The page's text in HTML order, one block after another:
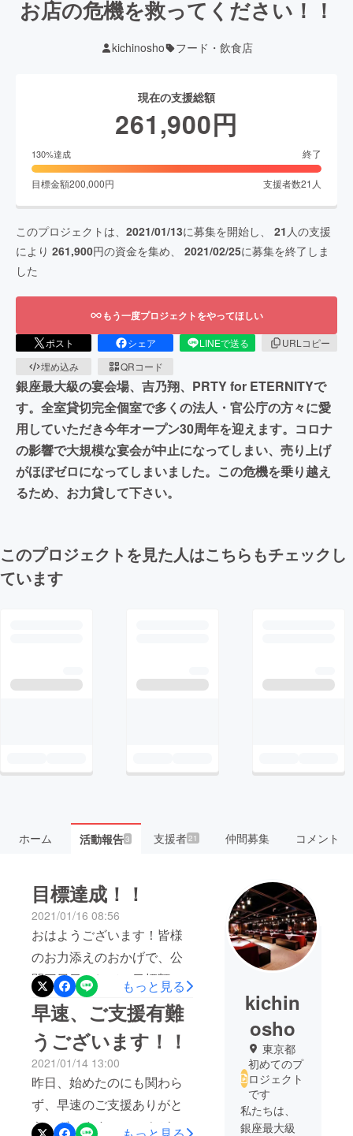
お店の危機を救ってください！！
kichinosho フード・飲食店
現在の支援総額
261,900円
130%達成 終了
目標金額200,000円 支援者数21 人
このプロジェクトは、 2021/01/13に募集を開始し、 21 人の支援
により 261,900円の資金を集め、 2021/02/25に募集を終了しま
した
もう一度プロジェクトをやってほしい
ポスト シェア LINEで送る
URLコピー
埋め込み
QRコード
銀座最大級の宴会場、吉乃翔、PRTY for ETERNITYで
す。全室貸切完全個室で多くの法人・官公庁の方々に愛
用していただき今年オープン30周年を迎えます。コロナ
の影響で大規模な宴会が中止になってしまい、売り上げ
がほぼゼロになってしまいました。この危機を乗り越え
るため、お力貸して下さい。
このプロジェクトを見た人はこちらもチェックし
ています
ホーム 活動報告3 支援者21 仲間募集 コメント
目標達成！！
2021/01/16 08:56
おはようございます！皆様
のお力添えのおかげで、公
開三日目にして、目標額に
到達することができまし
た！！本当にご支援ありが
とうございます！まだま
だ、終了まで期間がありま
す。沢山の方々にコロナ終
息後に、以前のように宴会
もっと見る
早速、ご支援有難
うございます！！
2021/01/14 13:00
昨日、始めたのにも関わら
ず、早速のご支援ありがと
うございます！コロナが落
kichin
osho
東京都
初めてのプ
ロジェクト
です
私たちは、
銀座最大級